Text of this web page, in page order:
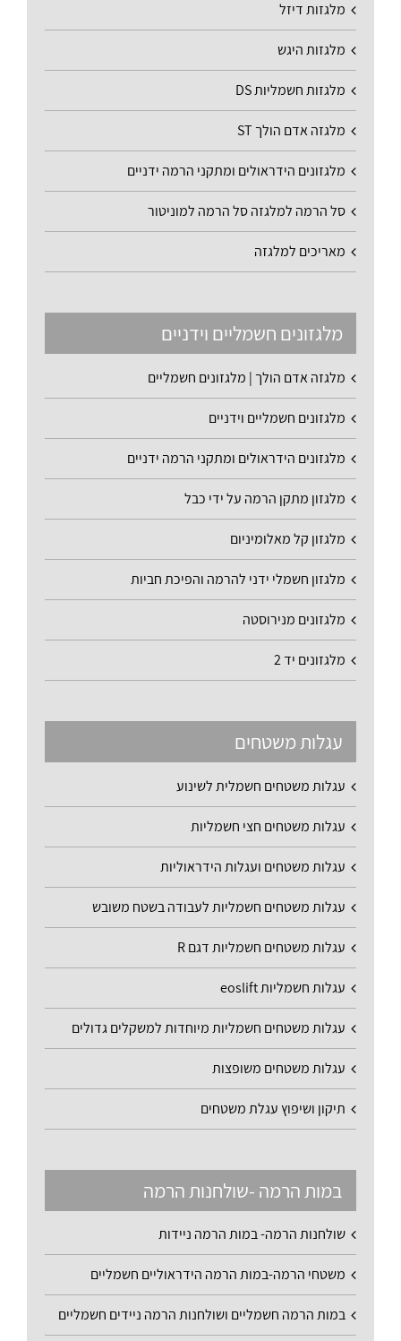
מלגזות דיזל
מלגזות היגש
מלגזות חשמליות DS
מלגזה אדם הולך ST
מלגזונים הידראולים ומתקני הרמה ידניים
סל הרמה למלגזה סל הרמה למוניטור
מאריכים למלגזה
מלגזונים חשמליים וידניים
מלגזה אדם הולך | מלגזונים חשמליים
מלגזונים חשמליים וידניים
מלגזונים הידראולים ומתקני הרמה ידניים
מלגזון מתקן הרמה על ידי כבל
מלגזון קל מאלומיניום
מלגזון חשמלי ידני להרמה והפיכת חביות
מלגזונים מנירוסטה
מלגזונים יד 2
עגלות משטחים
עגלות משטחים חשמלית לשינוע
עגלות משטחים חצי חשמליות
עגלות משטחים ועגלות הידראוליות
עגלות משטחים חשמליות לעבודה בשטח משובש
עגלות משטחים חשמליות דגם R
עגלות חשמליות eoslift
עגלות משטחים חשמליות מיוחדות למשקלים גדולים
עגלות משטחים משופצות
תיקון ושיפוץ עגלת משטחים
במות הרמה -שולחנות הרמה
שולחנות הרמה- במות הרמה ניידות
משטחי הרמה-במות הרמה הידראוליים חשמליים
במות הרמה חשמליים ושולחנות הרמה ניידים חשמליים